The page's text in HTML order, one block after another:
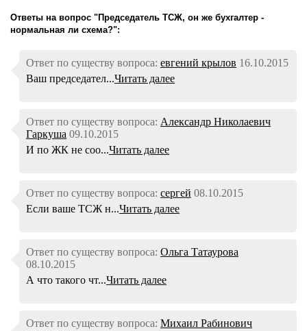
Ответы на вопрос "Председатель ТСЖ, он же бухгалтер -
нормальная ли схема?":
Ответ по существу вопроса: евгений крылов 16.10.2015
Ваш председател...Читать далее
Ответ по существу вопроса: Александр Николаевич
Гаркуша 09.10.2015
И по ЖК не соо...Читать далее
Ответ по существу вопроса: сергей 08.10.2015
Если ваше ТСЖ н...Читать далее
Ответ по существу вопроса: Ольга Татаурова
08.10.2015
А что такого чт...Читать далее
Ответ по существу вопроса: Михаил Рабинович